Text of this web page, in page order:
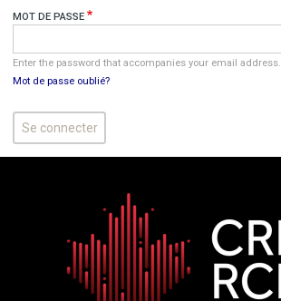
MOT DE PASSE
Enter the password that accompanies your email address.
Mot de passe oublié?